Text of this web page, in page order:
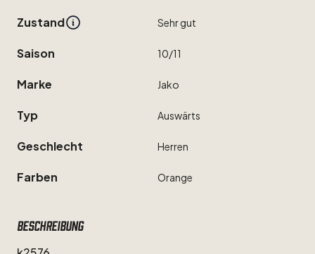
Zustand Sehrgut
Saison 10​/​11
Marke Jako
Typ Auswärts
Geschlecht Herren
Farben Orange
Beschreibung